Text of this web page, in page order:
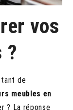
vos
?
tant de
meubles en
? La réponse